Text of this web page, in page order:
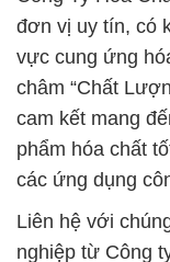
đơn vị uy tín, có
vực cung ứng
châm “Chất
cam kết mang
phẩm hóa chất
các ứng dụng
Liên hệ với
nghiệp từ Công